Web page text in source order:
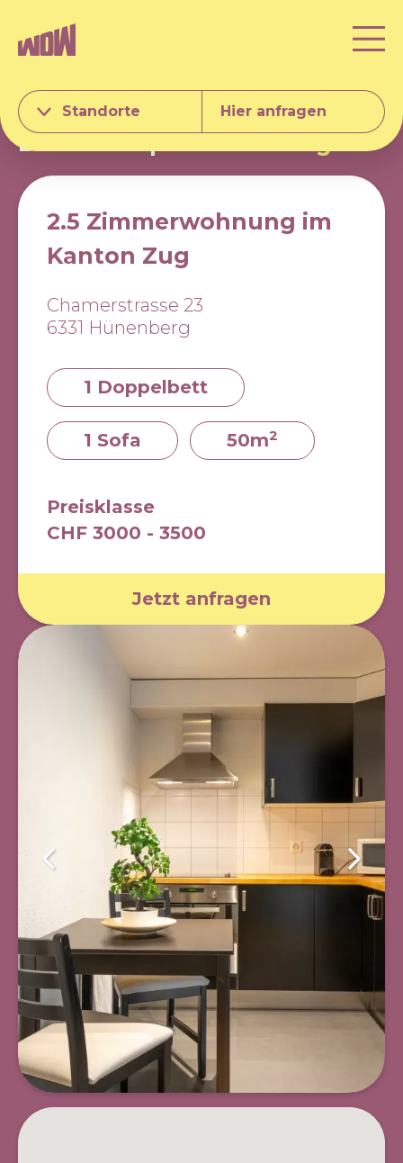
Standorte Hier anfragen
Business Apartments
2.5 Zimmerwohnung im
Kanton Zug
Chamerstrasse 23
6331 Hünenberg
1 Doppelbett
1 Sofa 50m2
Preisklasse
CHF 3000 - 3500
Jetzt anfragen